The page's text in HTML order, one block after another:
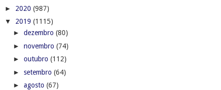
► 2020 (987)
▼ 2019 (1115)
► dezembro (80)
► novembro (74)
► outubro (112)
► setembro (64)
► agosto (67)